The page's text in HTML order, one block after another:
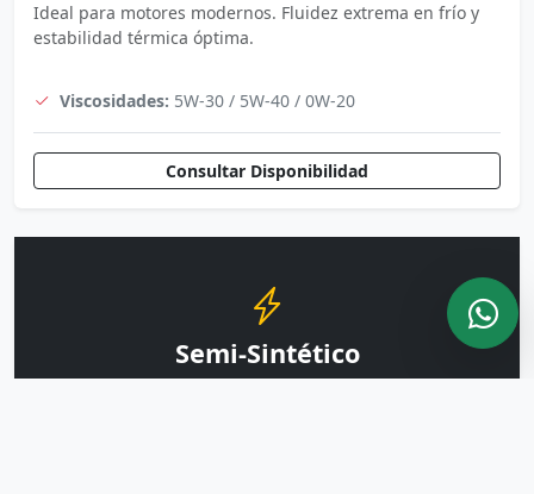
Ideal para motores modernos. Fluidez extrema en frío y
estabilidad térmica óptima.
Viscosidades: 5W-30 / 5W-40 / 0W-20
Consultar Disponibilidad
Semi-Sintético